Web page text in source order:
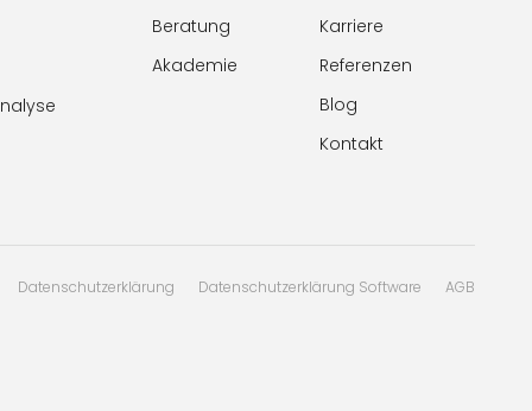
Beratung
Akademie
Karriere
Referenzen
Blog
Kontakt
Datenschutzerklärung Datenschutzerklärung Software AGB